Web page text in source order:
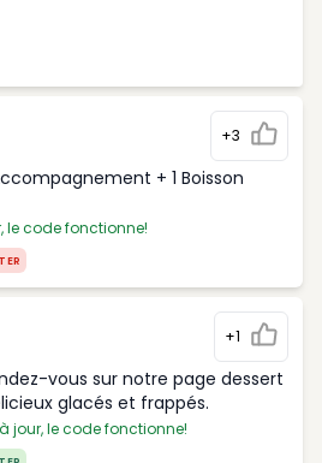
+3
+ 1 Boisson
le code fonctionne!
+1
vous sur notre page dessert
glacés et frappés.
jour, le code fonctionne!